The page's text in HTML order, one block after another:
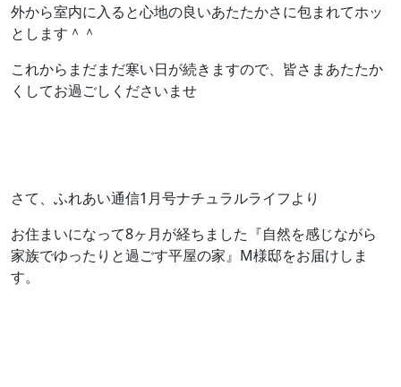
外から室内に入ると心地の良いあたたかさに包まれてホッ
とします＾＾
これからまだまだ寒い日が続きますので、皆さまあたたか
くしてお過ごしくださいませ
さて、ふれあい通信1月号ナチュラルライフより
お住まいになって8ヶ月が経ちました『自然を感じながら
家族でゆったりと過ごす平屋の家』M様邸をお届けしま
す。